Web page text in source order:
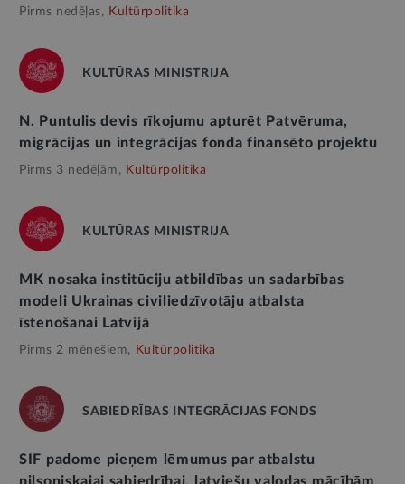
Pirms nedēļas, Kultūrpolitika
KULTŪRAS MINISTRIJA
N. Puntulis devis rīkojumu apturēt Patvēruma,
migrācijas un integrācijas fonda finansēto projektu
Pirms 3 nedēļām, Kultūrpolitika
KULTŪRAS MINISTRIJA
MK nosaka institūciju atbildības un sadarbības
modeli Ukrainas civiliedzīvotāju atbalsta
īstenošanai Latvijā
Pirms 2 mēnešiem, Kultūrpolitika
SABIEDRĪBAS INTEGRĀCIJAS FONDS
SIF padome pieņem lēmumus par atbalstu
pilsoniskajai sabiedrībai, latviešu valodas mācībām